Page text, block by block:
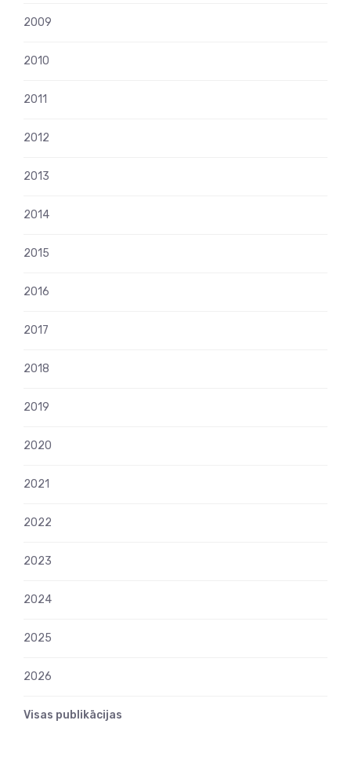
2009
2010
2011
2012
2013
2014
2015
2016
2017
2018
2019
2020
2021
2022
2023
2024
2025
2026
Visas publikācijas